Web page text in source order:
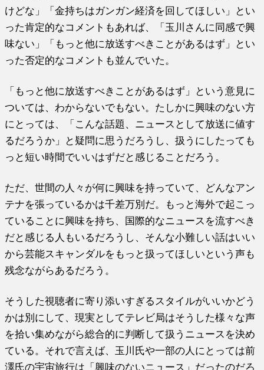
けどな」「金持ちはガンガン経済を回してほしい」とい
った肯定的なコメントもあれば、「玉川さんに同感で興
味ない」「もっと他に放送すべきことがあるはず」とい
った否定的なコメントも並んでいた。
「もっと他に放送すべきことがあるはず」という意見に
ついては、わからないでもない。たしかに興味のない方
にとっては、「こんな話題、ニュースとして放送に値す
るだろうか」と疑問に思うだろうし、扱うにしたっても
っと短い時間でいいはずだと感じることだろう。
ただ、世間の人々が何に興味を持っていて、どんなアン
テナを張っているかは千差万別だ。もっと海外で起こっ
ていることに興味を持ち、国際的なニュースを流すべき
だと感じる人もいるだろうし、そんな小難しい話はいい
から芸能スキャンダルをもっと扱ってほしいという声も
残念ながらあるだろう。
そうした視聴者に寄り添いすぎるスタイルがいいかどう
かは別にして、現実としてテレビ局はそうした様々な声
を拾い集めながら総合的に判断して扱うニュースを決め
ている。それで言えば、玉川氏や一部の人にとっては前
澤氏の宇宙旅行は「興味のないニュース」だったのだろ